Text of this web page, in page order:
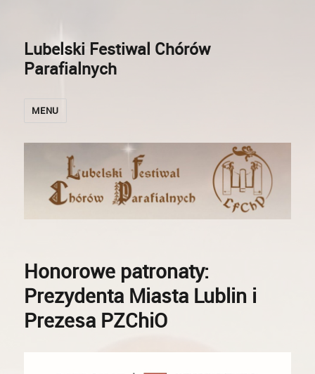
Lubelski Festiwal Chórów
Parafialnych
MENU
Honorowe patronaty:
Prezydenta Miasta Lublin i
Prezesa PZChiO